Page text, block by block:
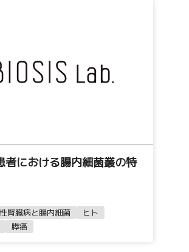
者における腸内細菌叢の特
腎臓病と腸内細菌
ヒト
膵癌